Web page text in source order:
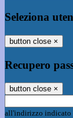
Seleziona
button close ×
Recupero
button close ×
all'indirizzo indicato